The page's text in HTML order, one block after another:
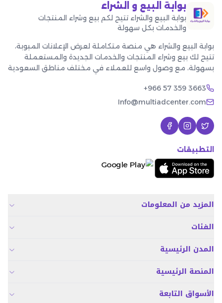
بوابة البيع و الشراء
بوابة البيع والشراء تتيح لكم بيع وشراء المنتجات
والخدمات بكل سهولة
بوابة البيع والشراء هي منصة متكاملة لعرض الإعلانات المبوبة،
تتيح لك بيع وشراء المنتجات والخدمات الجديدة والمستعملة
بسهولة، مع وصول واسع للعملاء في مختلف مناطق السعودية
+966 57 359 3663
Info@multiadcenter.com
التطبيقات
المزيد من المعلومات
الفئات
المدن الرئيسية
المنصة الرئيسية
الأسواق التابعة